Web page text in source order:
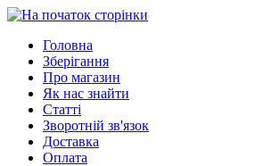
Головна
Зберігання
Про магазин
Як нас знайти
Статті
Зворотній зв'язок
Доставка
Оплата